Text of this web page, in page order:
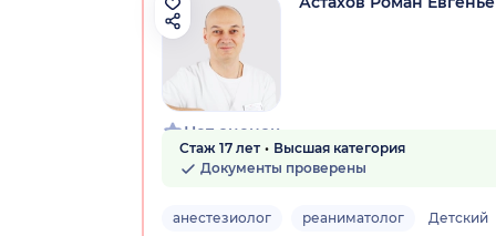
Нет оценок
Стаж 17 лет
Высшая категория
Документы проверены
анестезиолог реаниматолог Детский